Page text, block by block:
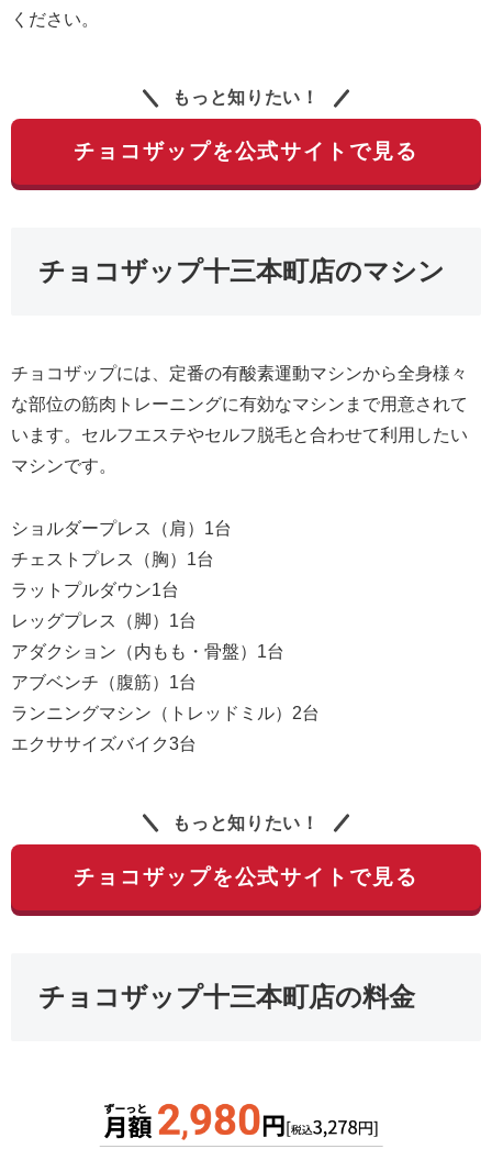
ください。
もっと知りたい！
チョコザップを公式サイトで見る
チョコザップ十三本町店のマシン
チョコザップには、定番の有酸素運動マシンから全身様々
な部位の筋肉トレーニングに有効なマシンまで用意されて
います。セルフエステやセルフ脱毛と合わせて利用したい
マシンです。
ショルダープレス（肩）1台
チェストプレス（胸）1台
ラットプルダウン1台
レッグプレス（脚）1台
アダクション（内もも・骨盤）1台
アブベンチ（腹筋）1台
ランニングマシン（トレッドミル）2台
エクササイズバイク3台
もっと知りたい！
チョコザップを公式サイトで見る
チョコザップ十三本町店の料金